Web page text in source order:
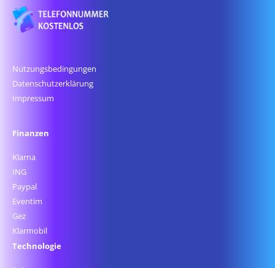
Nutzungsbedingungen
Datenschutz­erklärung
Impressum
Finanzen
Klarna
ING
Paypal
Eventim
Gez
Klarmobil
Technologie